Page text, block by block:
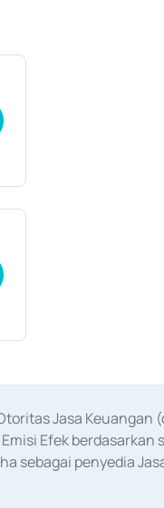
Jasa Keuangan
Efek
sebagai penyedia